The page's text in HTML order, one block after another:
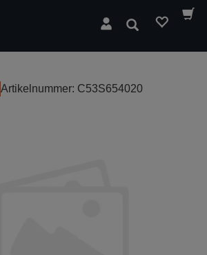
Suchen
Artikelnummer: C53S654020